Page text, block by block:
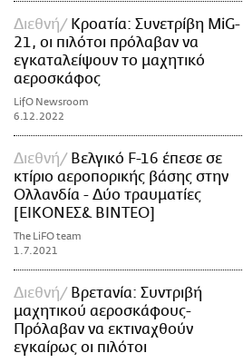
Διεθνή
Κροατία: Συνετρίβη MiG-
21, οι πιλότοι πρόλαβαν να
εγκαταλείψουν το μαχητικό
αεροσκάφος
LifO Newsroom
6.12.2022
Διεθνή
Βελγικό F-16 έπεσε σε
κτίριο αεροπορικής βάσης στην
Ολλανδία - Δύο τραυματίες
[ΕΙΚΟΝΕΣ& ΒΙΝΤΕΟ]
The LiFO team
1.7.2021
Διεθνή
Βρετανία: Συντριβή
μαχητικού αεροσκάφους-
Πρόλαβαν να εκτιναχθούν
εγκαίρως οι πιλότοι